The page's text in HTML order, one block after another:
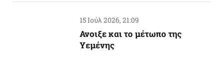
15 Ιούλ 2026, 21:09
Ανοιξε και το μέτωπο της
Υεμένης